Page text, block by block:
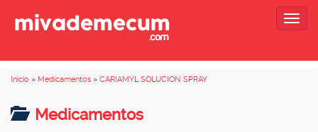
Inicio » Medicamentos » CARIAMYL SOLUCION SPRAY
Medicamentos